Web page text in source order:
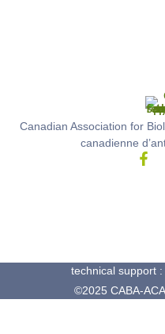
Canadian Association for
canadienne
technical support
©2025 CABA-